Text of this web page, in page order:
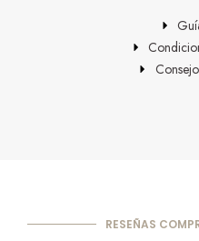
RESEÑAS